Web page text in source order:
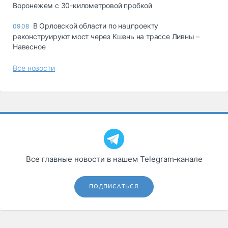
Воронежем с 30-километровой пробкой
09.08 В Орловской области по нацпроекту
реконструируют мост через Кшень на трассе Ливны –
Навесное
Все новости
Все главные новости в нашем Telegram‑канале
ПОДПИСАТЬСЯ